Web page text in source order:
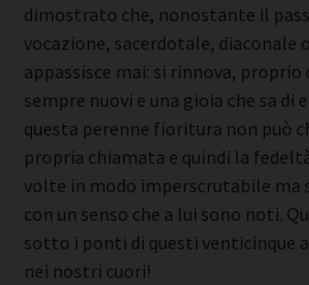
dimostrato che, nonostante il
vocazione, sacerdotale,
appassisce mai: si rinnova,
sempre nuovi e una gioia che sa di
questa perenne fioritura non può
propria chiamata e quindi la
volte in modo imperscrutabile ma
con un senso che a lui sono noti.
sotto i ponti di questi venticinque
nei nostri cuori!